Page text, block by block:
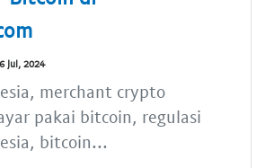
Jul, 2024
merchant crypto
pakai bitcoin, regulasi
bitcoin...